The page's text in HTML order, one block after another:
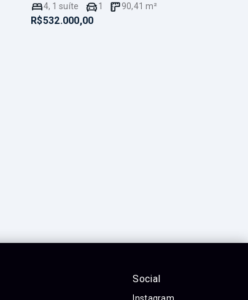
4, 1 suíte 1 90,41 m²
R$532.000,00
Social
Instagram